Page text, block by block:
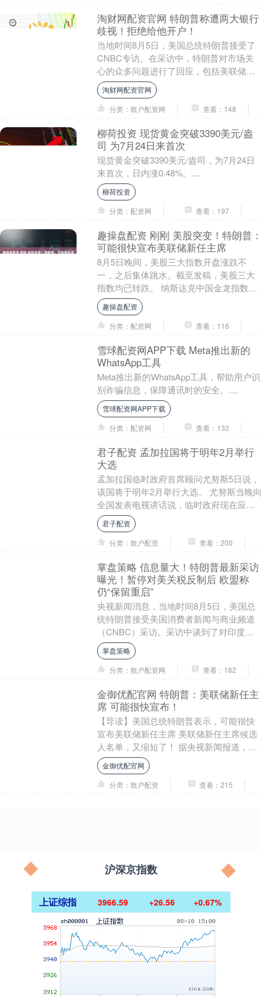
淘财网配资官网 特朗普称遭两大银行
歧视！拒绝给他开户！
当地时间8月5日，美国总统特朗普接受了
CNBC专访。在采访中，特朗普对市场关
心的众多问题进行了回应，包括美联储主
席候选人、药品关税，以及和印度的关税
等。 借美联....
淘财网配资官网
分类：散户配资网
查看：148
柳荷投资 现货黄金突破3390美元/盎
司 为7月24日来首次
现货黄金突破3390美元/盎司，为7月24日
来首次，日内涨0.48%。....
柳荷投资
分类：配资网
查看：197
趣操盘配资 刚刚 美股突变！特朗普：
可能很快宣布美联储新任主席
8月5日晚间，美股三大指数开盘涨跌不
一，之后集体跳水。截至发稿，美股三大
指数均已转跌。 纳斯达克中国金龙指数小
幅上涨。亚盛医药涨近10%，搜狐涨超
6%，知乎、再....
趣操盘配资
分类：配资网
查看：116
雪球配资网APP下载 Meta推出新的
WhatsApp工具
Meta推出新的WhatsApp工具，帮助用户识
别诈骗信息，保障通讯时的安全。....
雪球配资网APP下载
分类：配资网
查看：132
君子配资 孟加拉国将于明年2月举行
大选
孟加拉国临时政府首席顾问尤努斯5日说，
该国将于明年2月举行大选。 尤努斯当晚向
全国发表电视讲话说，临时政府现在应该
履行最后一项职责即举行选举，开启将责
任移交给民....
君子配资
分类：散户配资
查看：200
掌盘策略 信息量大！特朗普最新采访
曝光！暂停对美关税反制后 欧盟称
仍“保留重启”
央视新闻消息，当地时间8月5日，美国总
统特朗普接受美国消费者新闻与商业频道
（CNBC）采访。采访中谈到了对印度关
税、药品关税、美联储主席的内容。 特朗
普：未来2....
掌盘策略
分类：散户配资网
查看：182
金御优配官网 特朗普：美联储新任主
席 可能很快宣布！
【导读】美国总统特朗普表示，可能很快
宣布美联储新任主席 美联储新任主席候选
人名单，又缩短了！ 据央视新闻报道，当
地时间8月5日，美国总统特朗普表示，可
能很快宣布....
金御优配官网
分类：散户配资
查看：215
沪深京指数
上证综指 3966.59 +26.56 +0.67%